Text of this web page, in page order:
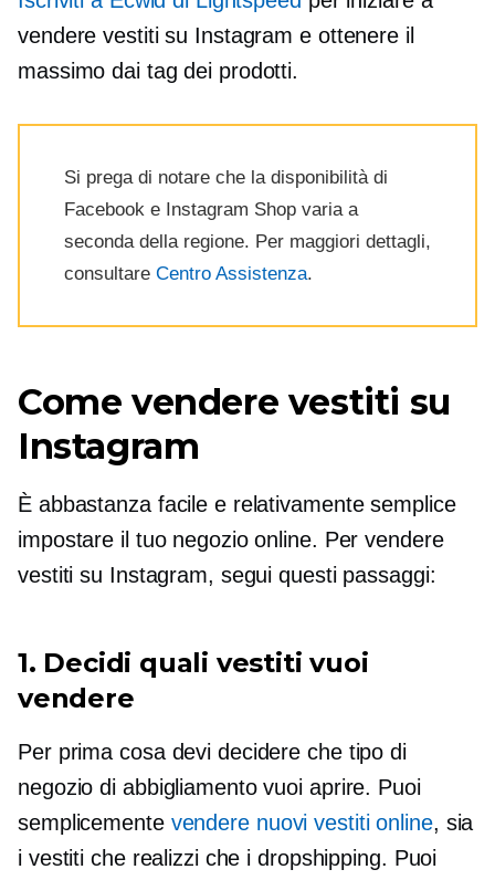
vendere vestiti su Instagram e ottenere il
massimo dai tag dei prodotti.
Si prega di notare che la disponibilità di
Facebook e Instagram Shop varia a
seconda della regione. Per maggiori dettagli,
consultare Centro Assistenza.
Come vendere vestiti su
Instagram
È abbastanza facile e relativamente semplice
impostare il tuo negozio online. Per vendere
vestiti su Instagram, segui questi passaggi:
1. Decidi quali vestiti vuoi
vendere
Per prima cosa devi decidere che tipo di
negozio di abbigliamento vuoi aprire. Puoi
semplicemente vendere nuovi vestiti online, sia
i vestiti che realizzi che i dropshipping. Puoi